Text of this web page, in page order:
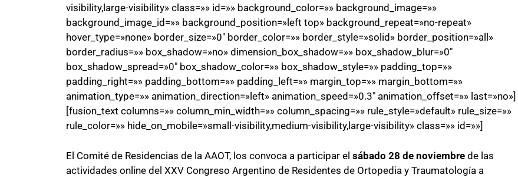
visibility,large-visibility» class=»» id=»» background_color=»» background_image=»»
background_image_id=»» background_position=»left top» background_repeat=»no-repeat»
hover_type=»none» border_size=»0″ border_color=»» border_style=»solid» border_position=»all»
border_radius=»» box_shadow=»no» dimension_box_shadow=»» box_shadow_blur=»0″
box_shadow_spread=»0″ box_shadow_color=»» box_shadow_style=»» padding_top=»»
padding_right=»» padding_bottom=»» padding_left=»» margin_top=»» margin_bottom=»»
animation_type=»» animation_direction=»left» animation_speed=»0.3″ animation_offset=»» last=»no»]
[fusion_text columns=»» column_min_width=»» column_spacing=»» rule_style=»default» rule_size=»»
rule_color=»» hide_on_mobile=»small-visibility,medium-visibility,large-visibility» class=»» id=»»]
El Comité de Residencias de la AAOT, los convoca a participar el sábado 28 de noviembre de las
actividades online del XXV Congreso Argentino de Residentes de Ortopedia y Traumatología a